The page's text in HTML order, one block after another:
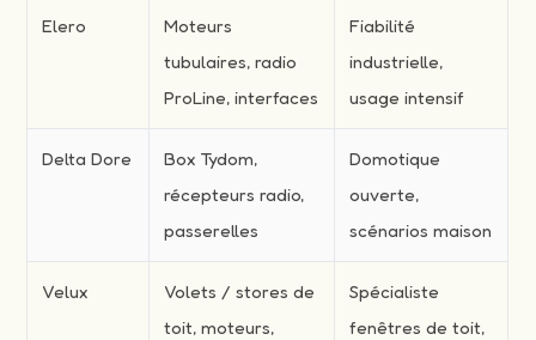
Elero
Moteurs
tubulaires, radio
ProLine, interfaces
Fiabilité
industrielle,
usage intensif
Delta Dore
Box Tydom,
récepteurs radio,
passerelles
Domotique
ouverte,
scénarios maison
Velux
Volets / stores de
toit, moteurs,
Spécialiste
fenêtres de toit,